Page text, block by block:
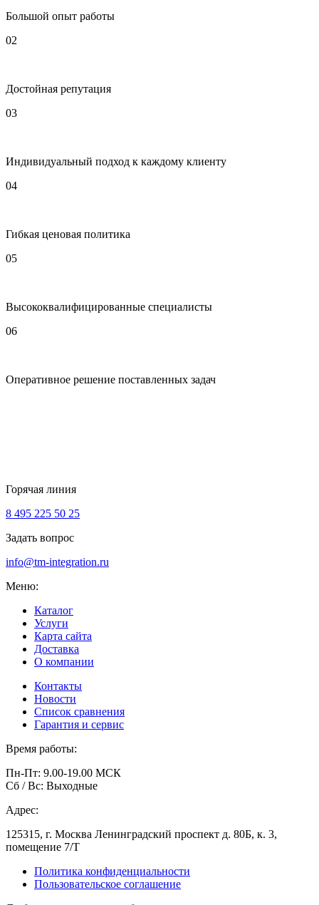
Большой опыт работы
02
Достойная репутация
03
Индивидуальный подход к каждому клиенту
04
Гибкая ценовая политика
05
Высококвалифицированные специалисты
06
Оперативное решение поставленных задач
Горячая линия
8 495 225 50 25
Задать вопрос
info@tm-integration.ru
Меню:
Каталог
Услуги
Карта сайта
Доставка
О компании
Контакты
Новости
Список сравнения
Гарантия и сервис
Время работы:
Пн-Пт: 9.00-19.00 МСК
Сб / Вс: Выходные
Адрес:
125315, г. Москва Ленинградский проспект д. 80Б, к. 3,
помещение 7/Т
Политика конфиденциальности
Пользовательское соглашение